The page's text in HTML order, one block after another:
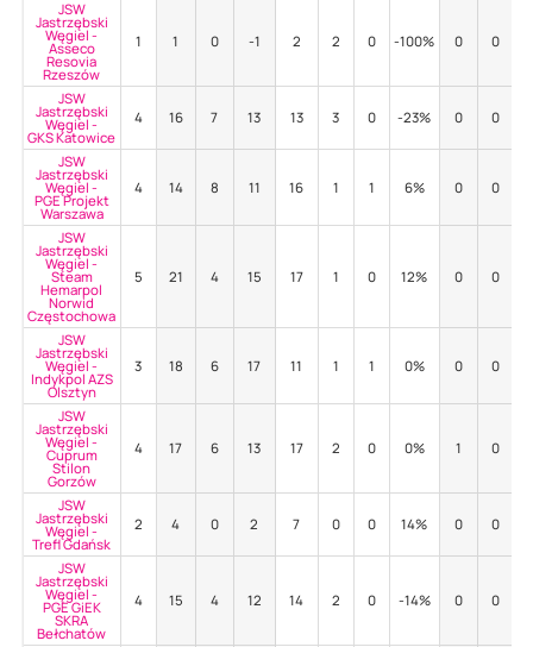
JSW
Jastrzębski
Węgiel -
Asseco
Resovia
Rzeszów
1 1 0 -1 2 2 0 -100% 0 0
JSW
Jastrzębski
Węgiel -
GKS Katowice
4 16 7 13 13 3 0 -23% 0 0
JSW
Jastrzębski
Węgiel -
PGE Projekt
Warszawa
4 14 8 11 16 1 1 6% 0 0
JSW
Jastrzębski
Węgiel -
Steam
Hemarpol
Norwid
Częstochowa
5 21 4 15 17 1 0 12% 0 0
JSW
Jastrzębski
Węgiel -
Indykpol AZS
Olsztyn
3 18 6 17 11 1 1 0% 0 0
JSW
Jastrzębski
Węgiel -
Cuprum
Stilon
Gorzów
4 17 6 13 17 2 0 0% 1 0
JSW
Jastrzębski
Węgiel -
Trefl Gdańsk
2 4 0 2 7 0 0 14% 0 0
JSW
Jastrzębski
Węgiel -
PGE GiEK
SKRA
Bełchatów
4 15 4 12 14 2 0 -14% 0 0